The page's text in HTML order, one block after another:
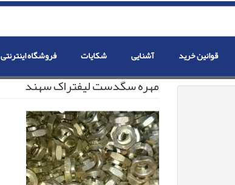
قوانین خرید آشنایی شکایات فروشگاه اینترنتی
مهره سگدست لیفتراک سهند